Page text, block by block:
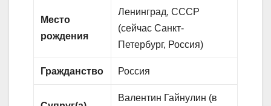
Место
рождения
Ленинград, СССР
(сейчас Санкт-
Петербург, Россия)
Гражданство Россия
Валентин Гайнулин (в